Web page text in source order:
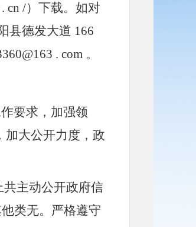
. cn /）下载。如对
县德发大道 166
. com 。
要求，加强领
加大公开力度，政
主动公开政府信
类无。严格遵守